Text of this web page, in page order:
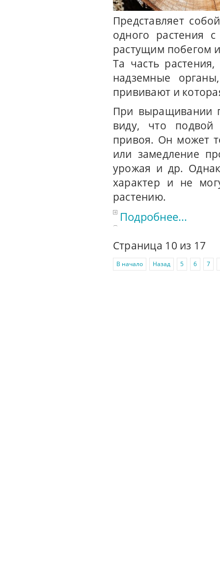
Представляет
одного растения
растущим побегом
Та часть
надземные
прививают и
При выращивании
виду, что подвой
привоя. Он может
или замедление
урожая и др.
характер и не
растению.
Подробнее...
Страница 10 из 17
В начало Назад 5 6 7